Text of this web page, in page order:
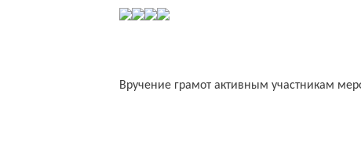
Вручение грамот активным участникам